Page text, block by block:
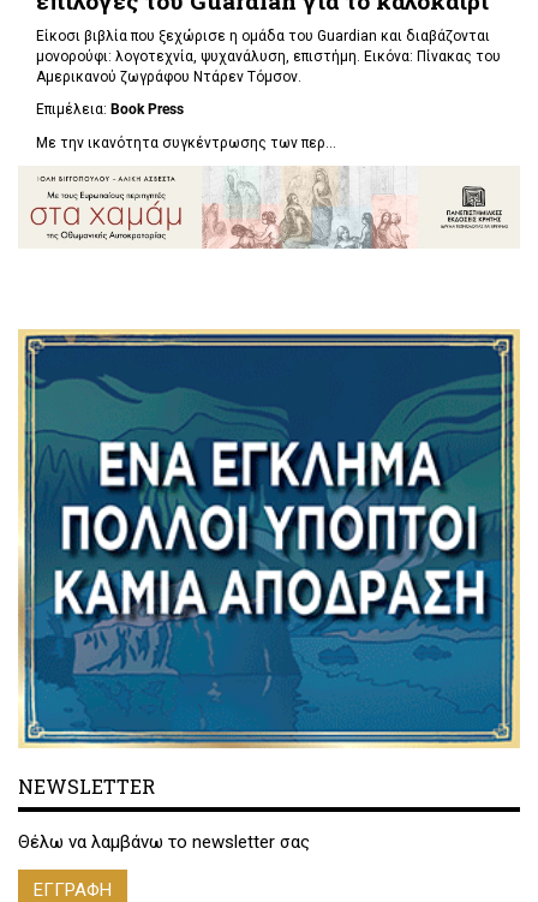
Είκοσι βιβλία που ξεχώρισε η ομάδα του Guardian και διαβάζονται
μονορούφι: λογοτεχνία, ψυχανάλυση, επιστήμη. Εικόνα: Πίνακας του
Αμερικανού ζωγράφου Ντάρεν Τόμσον.
Επιμέλεια: Book Press
Με την ικανότητα συγκέντρωσης των περ...
NEWSLETTER
Θέλω να λαμβάνω το newsletter σας
ΕΓΓΡΑΦΗ